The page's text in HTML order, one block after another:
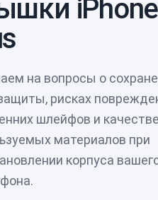
на вопросы о
рисках
шлейфов и качестве
материалов при
корпуса